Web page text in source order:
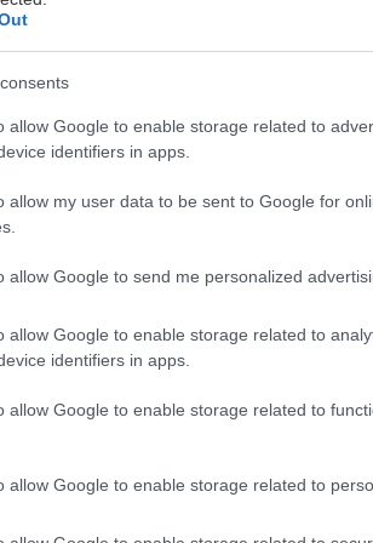
allow Google to enable storage related to
identifiers in apps.
allow my user data to be sent to Google for
allow Google to send me personalized
allow Google to enable storage related to
identifiers in apps.
allow Google to enable storage related to
allow Google to enable storage related to
που κάνει την Μαδρίτη μία
Ευρώπης. Στην πραγματικότητα,
όσους περιμέναν να δουν
χρειάζεται άλλα φτιασίδια η
εννοούμε στον
στους δρόμους και τις
σφύζουν από τη γλυκιά βαβούρα
μιλάνε, τσουγκρίζουν ποτήρια,
αγορές που δεν
μπαράκια που ασφυκτιούν, όχι